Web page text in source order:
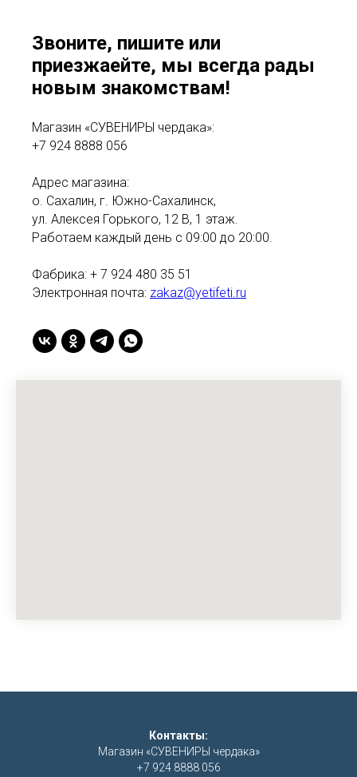
Звоните, пишите или
приезжаейте, мы всегда рады
новым знакомствам!
Магазин «СУВЕНИРЫ чердака»:
+7 924 8888 056
Адрес магазина:
о. Сахалин, г. Южно-Сахалинск,
ул. Алексея Горького, 12 В, 1 этаж.
Работаем каждый день с 09:00 до 20:00.
Фабрика: + 7 924 480 35 51
Электронная почта: zakaz@yetifeti.ru
Контакты:
Магазин «СУВЕНИРЫ чердака»
+7 924 8888 056